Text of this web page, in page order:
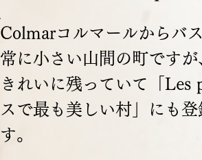
Colmarコルマールからバ
常に小さい山間の町です
きれいに残っていて「Les
スで最も美しい村」にも
す。